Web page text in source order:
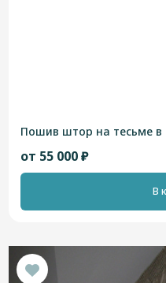
Пошив штор на тесьме в
от 55 000 ₽
В